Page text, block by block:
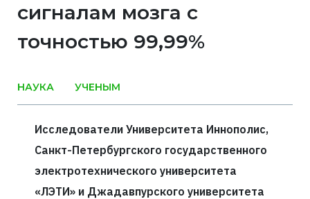
сигналам мозга с
точностью 99,99%
НАУКА УЧЕНЫМ
Исследователи Университета Иннополис,
Санкт-Петербургского государственного
электротехнического университета
«ЛЭТИ» и Джадавпурского университета